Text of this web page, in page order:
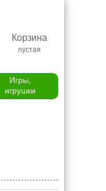
Корзина
пустая
Игры,
игрушки